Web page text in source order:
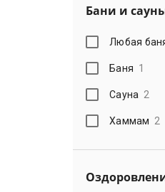
Бани и
Любая
Баня 1
Сауна 2
Хаммам 2